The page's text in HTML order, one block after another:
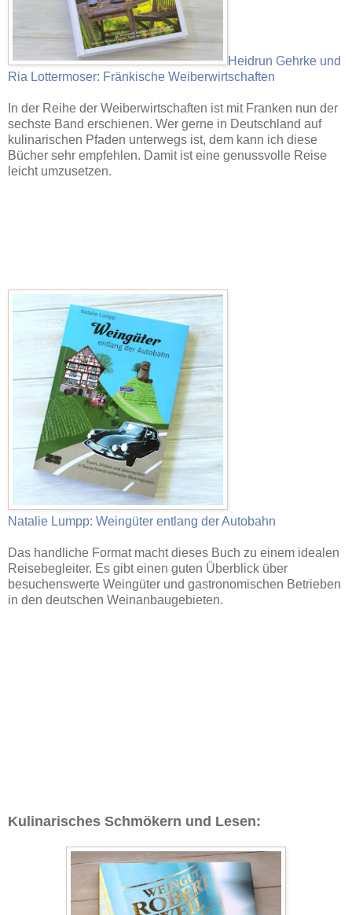
Heidrun Gehrke und
Ria Lottermoser: Fränkische Weiberwirtschaften
In der Reihe der Weiberwirtschaften ist mit Franken nun der
sechste Band erschienen. Wer gerne in Deutschland auf
kulinarischen Pfaden unterwegs ist, dem kann ich diese
Bücher sehr empfehlen. Damit ist eine genussvolle Reise
leicht umzusetzen.
Natalie Lumpp: Weingüter entlang der Autobahn
Das handliche Format macht dieses Buch zu einem idealen
Reisebegleiter. Es gibt einen guten Überblick über
besuchenswerte Weingüter und gastronomischen Betrieben
in den deutschen Weinanbaugebieten.
Kulinarisches Schmökern und Lesen: